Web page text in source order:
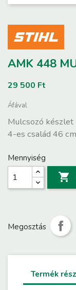
AMK 448
29 500 Ft
Áfával
Mulcsozó
4-es család 46
Mennyiség

Megosztás
Termék